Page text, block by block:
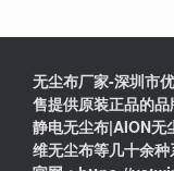
无尘布厂家-深圳市
售提供原装正品的
静电无尘布|AION无
维无尘布等几十余